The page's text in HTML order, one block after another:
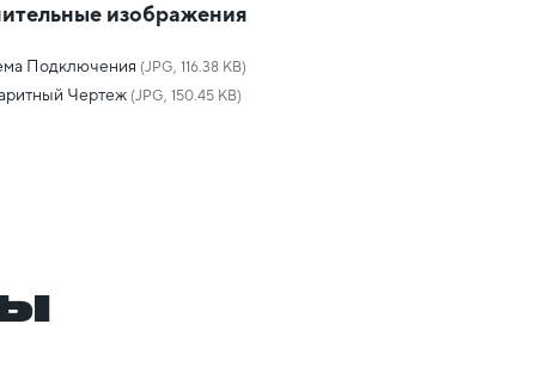
изображения
Подключения (JPG, 116.38 KB)
Чертеж (JPG, 150.45 KB)